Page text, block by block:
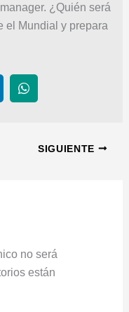
¿Quién será
el Mundial y prepara
SIGUIENTE
no será
están